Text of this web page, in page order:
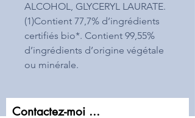
ALCOHOL, GLYCERYL LAURATE.
(1)Contient 77,7% d’ingrédients
certifiés bio*. Contient 99,55%
d’ingrédients d’origine végétale
ou minérale.
Contactez-moi ...